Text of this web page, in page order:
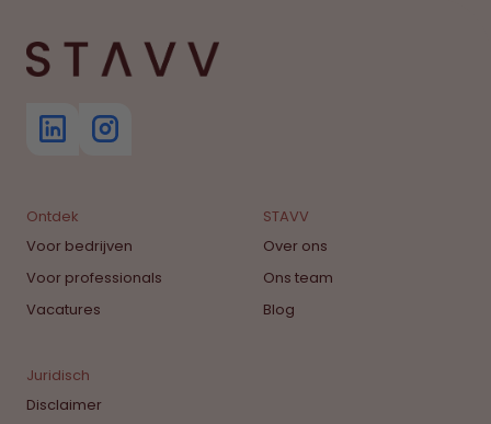
Ontdek
Voor bedrijven
Voor professionals
Vacatures
STAVV
Over ons
Ons team
Blog
Juridisch
Disclaimer